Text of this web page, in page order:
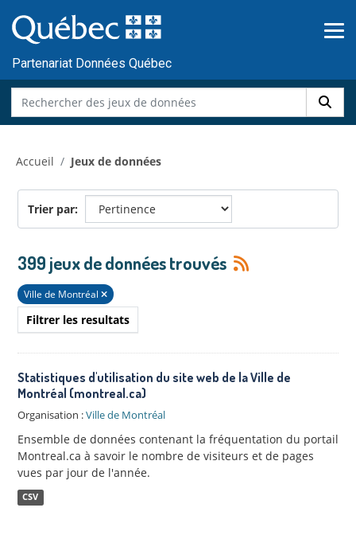
au
contenu
Partenariat Données Québec
Accueil Jeux de données
Trier par
399 jeux de données trouvés
Ville de Montréal
Filtrer les resultats
Statistiques d'utilisation du site web de la Ville de
Montréal (montreal.ca)
Organisation :Ville de Montréal
Ensemble de données contenant la fréquentation du portail
Montreal.ca à savoir le nombre de visiteurs et de pages
vues par jour de l'année.
CSV